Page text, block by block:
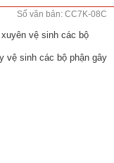
Số văn bản: CC7K-08C
vệ sinh các bộ
vệ sinh các bộ phận gây